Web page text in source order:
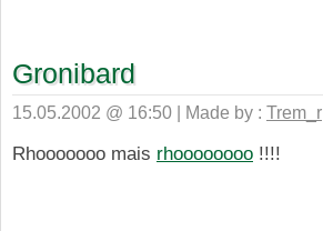
Gronibard
15.05.2002 @ 16:50 | Made by : Trem_r
Rhooooooo mais rhoooooooo !!!!